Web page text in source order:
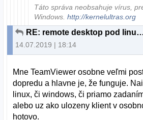
Táto správa neobsahuje vírus,
Windows.http://kernelultras.org
RE: remote desktop pod linuxom
14.07.2019 | 18:14
Mne TeamViewer osobne veľmi
dopredu a hlavne je, že funguje.
linux, či windows, či priamo
alebo uz ako ulozeny klient v
hotovo.